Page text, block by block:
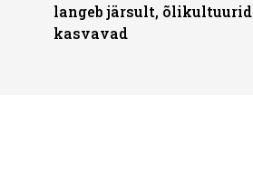
langeb järsult, õlikultuurid
kasvavad